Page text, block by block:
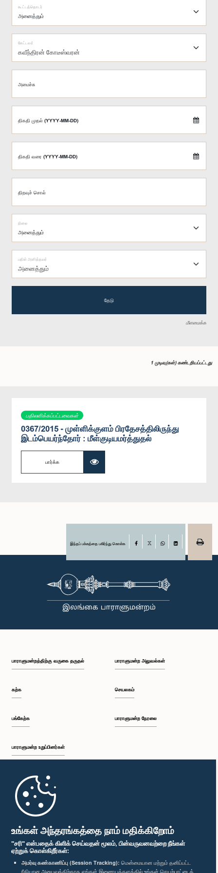
உங்கள் அந்தரங்கத்தை நாம் மதிக்கிறோம்
"சரி" என்பதைக் கிளிக் செய்வதன் மூலம், பின்வருவனவற்றை நீங்கள்
ஏற்றுக் கொள்கிறீர்கள்:
அமர்வு கண்காணிப்பு (Session Tracking): மென்மையான மற்றும் தனிப்பட்ட
ரீதியான அனுபவத்திற்காக எங்கள் இணையத்தளத்தில் உங்கள் செயற்பாட்டைக்
கூட்டத்தொடர்
கவீந்திரன் கோடீஸ்வரன்
கேட்டவர்
அமைச்சு
திகதி முதல் (YYYY-MM-DD)
திகதி வரை (YYYY-MM-DD)
திறவுச் சொல்
நிலை
அனைத்தும்
பதில் அளித்தவர்
தேடு
மீளமைக்க
1 முடிவு(கள்) கண்டறியப்பட்டது
பதிலளிக்கப்பட்டவைகள்
0367/2015 - முள்ளிக்குளம் பிரதேசத்திலிருந்து
இடம்பெயர்ந்தோர் : மீள்குடியமர்த்துதல்
பார்க்க
இந்தப் பக்கத்தை பகிர்ந்து கொள்க Facebook
பாராளுமன்றத்திற்கு வருகை தருதல்
கற்க
பங்கேற்க
பாராளுமன்ற உறுப்பினர்கள்
முதற்பக்கம்
பாராளுமன்ற அலுவல்கள்
செயலகம்
பாராளுமன்ற நேரலை
பாராளுமன்ற கையடக்க செயலி